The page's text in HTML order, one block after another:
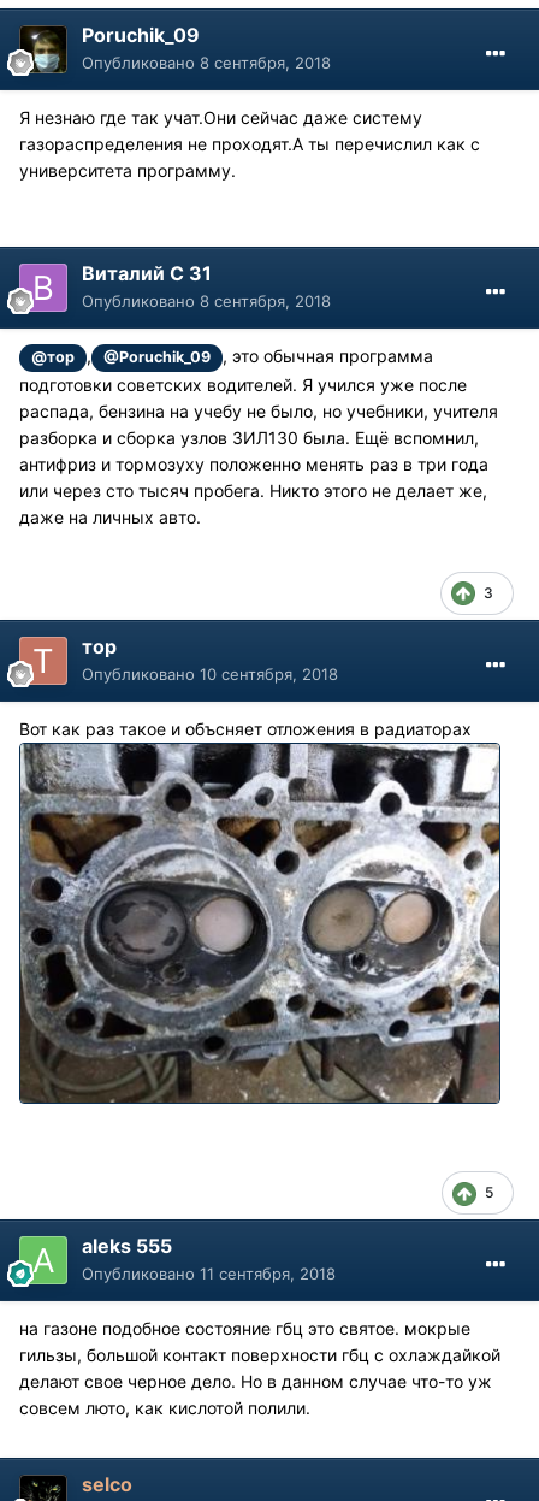
Poruchik_09
Опубликовано 8 сентября, 2018
Я незнаю где так учат.Они сейчас даже систему
газораспределения не проходят.А ты перечислил как с
университета программу.
Виталий С 31
Опубликовано 8 сентября, 2018
@тор , @Poruchik_09
, это обычная программа
подготовки советских водителей. Я учился уже после
распада, бензина на учебу не было, но учебники, учителя
разборка и сборка узлов ЗИЛ130 была. Ещё вспомнил,
антифриз и тормозуху положенно менять раз в три года
или через сто тысяч пробега. Никто этого не делает же,
даже на личных авто.
3
тор
Опубликовано 10 сентября, 2018
Вот как раз такое и объсняет отложения в радиаторах
5
aleks 555
Опубликовано 11 сентября, 2018
на газоне подобное состояние гбц это святое. мокрые
гильзы, большой контакт поверхности гбц с охлаждайкой
делают свое черное дело. Но в данном случае что-то уж
совсем люто, как кислотой полили.
selco